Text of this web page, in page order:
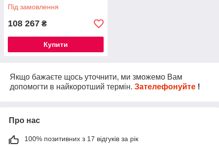
Під замовлення
108 267 ₴
Купити
Якщо бажаєте щось уточнити, ми зможемо Вам
допомогти в найкоротший термін. Зателефонуйте !
Про нас
100% позитивних з 17 відгуків за рік